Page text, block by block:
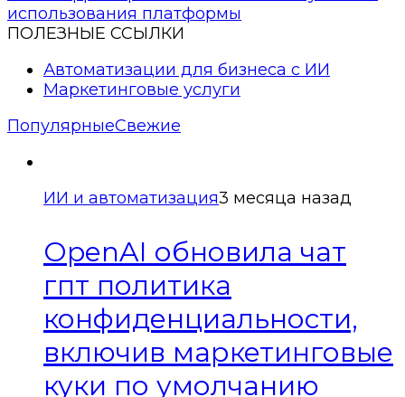
использования платформы
ПОЛЕЗНЫЕ ССЫЛКИ
Автоматизации для бизнеса с ИИ
Маркетинговые услуги
ПопулярныеСвежие
ИИ и автоматизация3 месяца назад
OpenAI обновила чат
гпт политика
конфиденциальности,
включив маркетинговые
куки по умолчанию